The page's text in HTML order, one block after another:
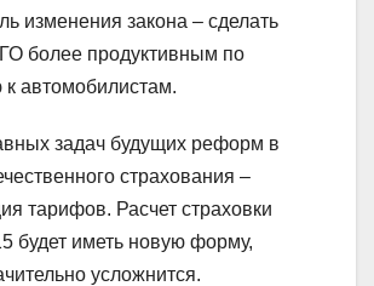
изменения закона – сделать
более продуктивным по
автомобилистам.
задач будущих реформ в
страхования –
тарифов. Расчет страховки
будет иметь новую форму,
усложнится.